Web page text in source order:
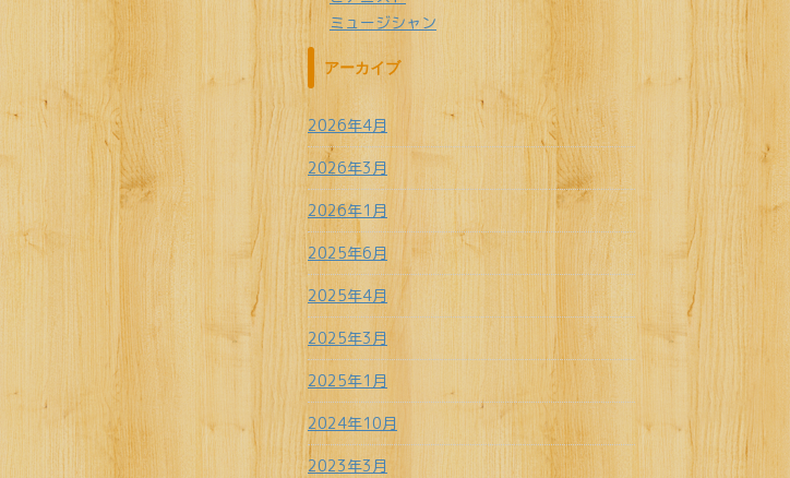
ミュージシャン
アーカイブ
2026年4月
2026年3月
2026年1月
2025年6月
2025年4月
2025年3月
2025年1月
2024年10月
2023年3月